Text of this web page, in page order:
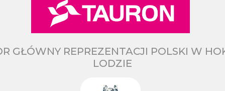
GŁÓWNY REPREZENTACJI POLSKI W
LODZIE